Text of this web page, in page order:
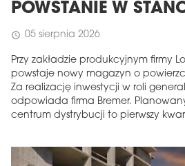
POWSTANIE W
schedule 05 sierpnia 2026
Przy zakładzie produkcyjnym firmy
powstaje nowy magazyn o
Za realizację inwestycji w roli
odpowiada firma Bremer.
centrum dystrybucji to pierwszy